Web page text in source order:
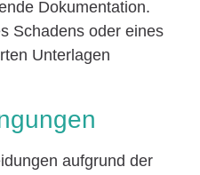
Dokumentation.
Schadens oder eines
Unterlagen
aufgrund der